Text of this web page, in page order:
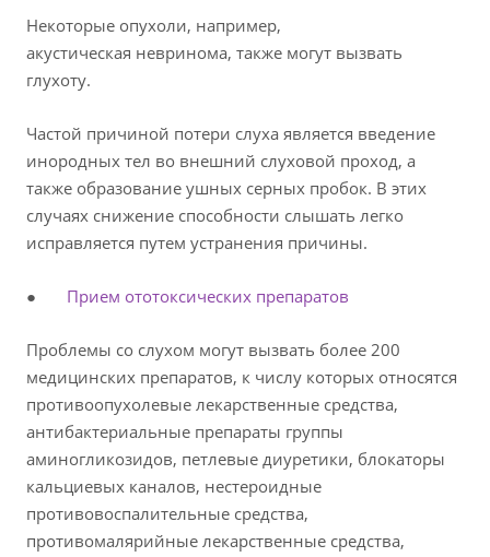
Некоторые опухоли, например,
акустическая невринома, также могут вызвать
глухоту.
Частой причиной потери слуха является введение
инородных тел во внешний слуховой проход, а
также образование ушных серных пробок. В этих
случаях снижение способности слышать легко
исправляется путем устранения причины.
● Прием ототоксических препаратов
Проблемы со слухом могут вызвать более 200
медицинских препаратов, к числу которых относятся
противоопухолевые лекарственные средства,
антибактериальные препараты группы
аминогликозидов, петлевые диуретики, блокаторы
кальциевых каналов, нестероидные
противовоспалительные средства,
противомалярийные лекарственные средства,